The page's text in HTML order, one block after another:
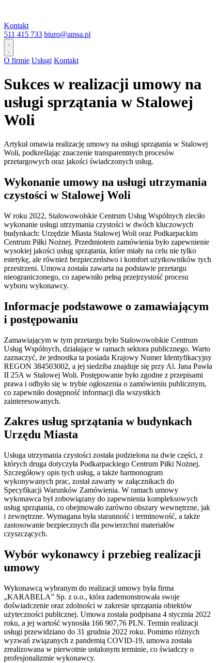
Kontakt
511 415 733 biuro@amsa.pl
O firmie Usługi Kontakt
Sukces w realizacji umowy na
usługi sprzątania w Stalowej
Woli
Artykuł omawia realizację umowy na usługi sprzątania w Stalowej
Woli, podkreślając znaczenie transparentnych procesów
przetargowych oraz jakości świadczonych usług.
Wykonanie umowy na usługi utrzymania
czystości w Stalowej Woli
W roku 2022, Stalowowolskie Centrum Usług Wspólnych zleciło
wykonanie usługi utrzymania czystości w dwóch kluczowych
budynkach: Urzędzie Miasta Stalowej Woli oraz Podkarpackim
Centrum Piłki Nożnej. Przedmiotem zamówienia było zapewnienie
wysokiej jakości usług sprzątania, które miały na celu nie tylko
estetykę, ale również bezpieczeństwo i komfort użytkowników tych
przestrzeni. Umowa została zawarta na podstawie przetargu
nieograniczonego, co zapewniło pełną przejrzystość procesu
wyboru wykonawcy.
Informacje podstawowe o zamawiającym
i postępowaniu
Zamawiającym w tym przetargu było Stalowowolskie Centrum
Usług Wspólnych, działające w ramach sektora publicznego. Warto
zaznaczyć, że jednostka ta posiada Krajowy Numer Identyfikacyjny
REGON 384503002, a jej siedziba znajduje się przy Al. Jana Pawła
II 25A w Stalowej Woli. Postępowanie było zgodne z przepisami
prawa i odbyło się w trybie ogłoszenia o zamówieniu publicznym,
co zapewniło dostępność informacji dla wszystkich
zainteresowanych.
Zakres usług sprzątania w budynkach
Urzędu Miasta
Usługa utrzymania czystości została podzielona na dwie części, z
których druga dotyczyła Podkarpackiego Centrum Piłki Nożnej.
Szczegółowy opis tych usług, a także harmonogram
wykonywanych prac, został zawarty w załącznikach do
Specyfikacji Warunków Zamówienia. W ramach umowy
wykonawca był zobowiązany do zapewnienia kompleksowych
usług sprzątania, co obejmowało zarówno obszary wewnętrzne, jak
i zewnętrzne. Wymagana była staranność i terminowość, a także
zastosowanie bezpiecznych dla powierzchni materiałów
czyszczących.
Wybór wykonawcy i przebieg realizacji
umowy
Wykonawcą wybranym do realizacji umowy była firma
„KARABELA” Sp. z o.o., która zademonstrowała swoje
doświadczenie oraz zdolności w zakresie sprzątania obiektów
użyteczności publicznej. Umowa została podpisana 4 stycznia 2022
roku, a jej wartość wynosiła 166 907,76 PLN. Termin realizacji
usługi przewidziano do 31 grudnia 2022 roku. Pomimo różnych
wyzwań związanych z pandemią COVID-19, umowa została
zrealizowana w pierwotnie ustalonym terminie, co świadczy o
profesjonalizmie wykonawcy.